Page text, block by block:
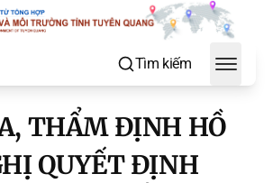
Tìm kiếm
Toggle
THẨM ĐỊNH HỒ
QUYẾT ĐỊNH